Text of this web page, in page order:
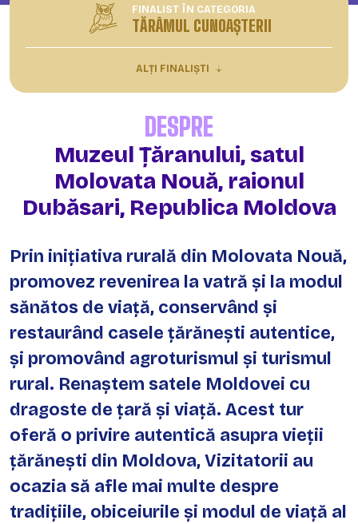
FINALIST ÎN CATEGORIA
TĂRÂMUL CUNOAȘTERII
ALȚI FINALIȘTI
DESPRE
Muzeul Țăranului, satul
Molovata Nouă, raionul
Dubăsari, Republica Moldova
Prin inițiativa rurală din Molovata Nouă,
promovez revenirea la vatră și la modul
sănătos de viață, conservând și
restaurând casele țărănești autentice,
și promovând agroturismul și turismul
rural. Renaștem satele Moldovei cu
dragoste de țară și viață. Acest tur
oferă o privire autentică asupra vieții
țărănești din Moldova, Vizitatorii au
ocazia să afle mai multe despre
tradițiile, obiceiurile și modul de viață al